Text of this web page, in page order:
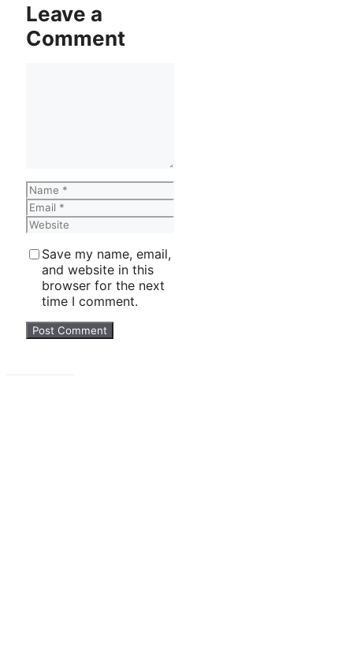
Leave a
Comment
Name
Email
Website
Save my name, email,
and website in this
browser for the next
time I comment.